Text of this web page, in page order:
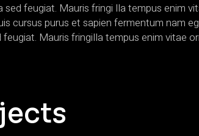
feugiat. Mauris fringi lla tempus enim
cursus purus et sapien fermentum nam
Mauris fringilla tempus enim vitae